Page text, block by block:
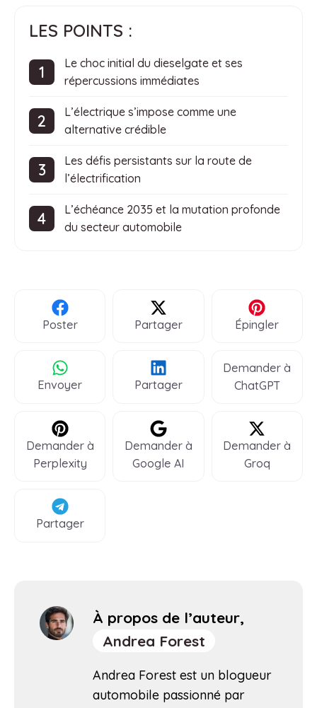
LES POINTS :
Le choc initial du dieselgate et ses
répercussions immédiates
L’électrique s’impose comme une
alternative crédible
Les défis persistants sur la route de
l’électrification
L’échéance 2035 et la mutation profonde
du secteur automobile
Poster Partager Épingler
Envoyer Partager
Demander à
ChatGPT
Demander à
Perplexity
Demander à
Google AI
Demander à
Groq
Partager
À propos de l’auteur,
Andrea Forest
Andrea Forest est un blogueur
automobile passionné par